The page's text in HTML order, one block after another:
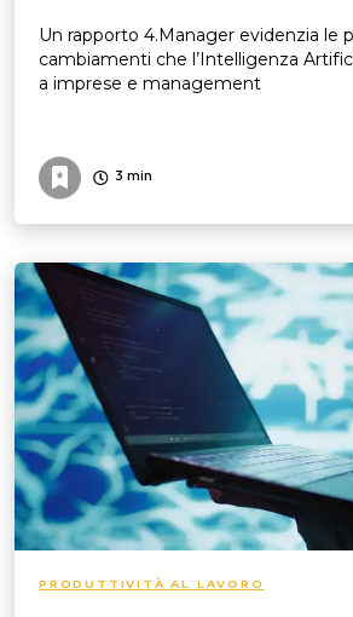
Un rapporto 4.Manager evidenzia le
cambiamenti che l’Intelligenza
a imprese e management
3 min
PRODUTTIVITÀ AL LAVORO